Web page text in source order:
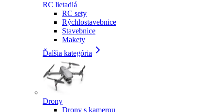
RC lietadlá
RC sety
Rýchlostavebnice
Stavebnice
Makety
Ďalšia kategória
Drony
Drony s kamerou